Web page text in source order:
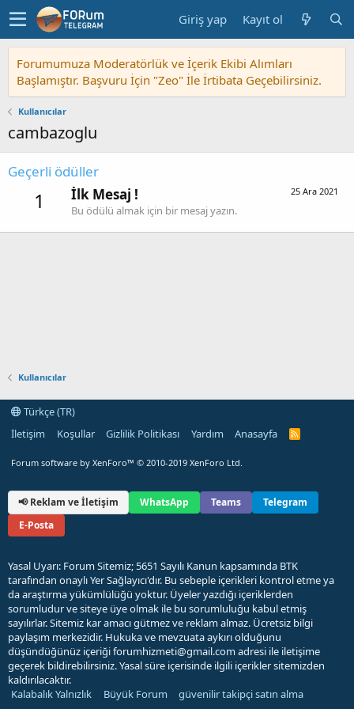
Giriş yap Kayıt ol
Forumumuza Moderatörlük ve İçerik Ekibi Alımları
Başlamıştır. Başvuru İçin "Zeo" İle İrtibata Geçebilirsiniz.
Kullanıcılar
cambazoglu
Geçerli ödüller
1 25 Ara 2021
İlk Mesaj !
Bu ödülü almak için bir mesaj yazın.
Kullanıcılar
Türkçe (TR)
İletişim
Koşullar Gizlilik Politikası Yardım Anasayfa
R
Forum software by XenForo™ © 2010-2019 XenForo Ltd.
📢 Reklam ve İletişim WhatsApp Teams
Telegram
E-Posta
Yasal Uyarı: Forum Sitemiz; 5651 Sayılı Kanun kapsamında BTK
tarafından onaylı Yer Sağlayıcı'dır. Bu sebeple içerikleri kontrol etme ya
da araştırma yükümlülüğü yoktur. Üyeler yazdığı içeriklerden
sorumludur ve siteye üye olmak ile bu sorumluluğu kabul etmiş
sayılırlar. Sitemiz kar amacı gütmez ve reklam almaz. Ücretsiz bilgi
paylaşım merkezidir. Hukuka ve mevzuata aykırı olduğunu
düşündüğünüz içeriğiforumhizmeti@gmail.comadresi ile iletişime
geçerek bildirebilirsiniz. Yasal süre içerisinde ilgili içerikler sitemizden
kaldırılacaktır.
Kalabalık Yalnızlık
Büyük Forum güvenilir takipçi satın alma